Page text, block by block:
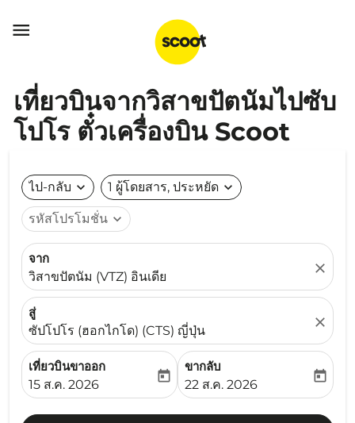

เที่ยวบินจากวิสาขปัตนัมไปซับ
โปโร ตั๋วเครื่องบิน Scoot
ไป-กลับ expand_more 1 ผู้โดยสาร, ประหยัด expand_more
รหัสโปรโมชั่น expand_more
จาก
วิสาขปัตนัม (VTZ) อินเดีย
close
สู่
ซัปโปโร (ฮอกไกโด) (CTS) ญี่ปุ่น
close
เที่ยวบินขาออก
fc-booking-departure-date-aria-label
15 ส.ค. 2026
today
ขากลับ
fc-booking-return-date-
22 ส.ค. 2026
today